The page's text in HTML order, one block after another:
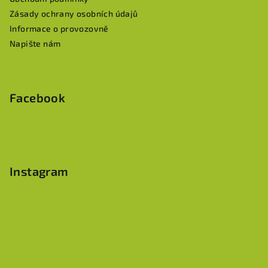
Zásady ochrany osobních údajů
Informace o provozovně
Napište nám
Facebook
Instagram